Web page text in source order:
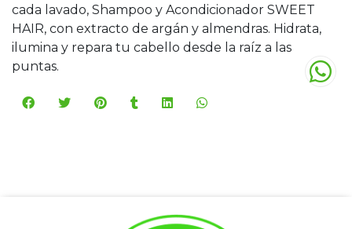
cada lavado, Shampoo y Acondicionador SWEET
HAIR, con extracto de argán y almendras. Hidrata,
ilumina y repara tu cabello desde la raíz a las
puntas.